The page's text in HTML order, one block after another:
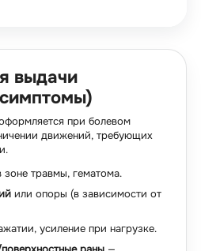
выдачи
при болевом
движений, требующих
травмы, гематома.
или опоры (в зависимости от
усиление при нагрузке.